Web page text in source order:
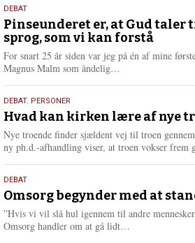
5.
august
2026
DEBAT
Pinseunderet er, at Gud taler
sprog, som vi kan forstå
For snart 25 år siden var jeg på én af mine
Magnus Malm som åndelig…
e
e
25.
juli
2026
DEBAT, PERSONER
Hvad kan kirken lære af nye
Nye troende finder sjældent vej til troen
ny ph.d.-afhandling viser, at troen vokser frem
9.
juli
2026
DEBAT
Omsorg begynder med at
”Hvis vi vil slå hul igennem til andre
Omsorg handler om at gå lidt…